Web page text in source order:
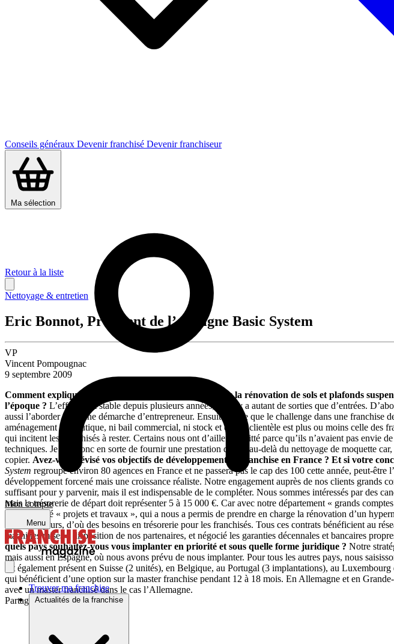
Conseils généraux Devenir franchisé Devenir franchiseur
Ma sélection
Mon compte
Menu
Trouver ma franchise
Actualités de la franchise
Retour à la liste
Nettoyage & entretien
Eric Bonnot, Président de l’enseigne Basic System
VP
Vincent Pompougnac
9 septembre 2009
Comment expliquez-vous que l’enseigne spécialisée dans la rénovation de sols et plafonds
l’époque ? L’effectif est stable depuis plusieurs années, car il y a autant de sorties que d’entrées.
aussi l’aborder avec une démarche d’entrepreneur. Ensuite parce que le challenge dans une
aménagement de boutique, ni bail commercial, ni stock et que la clientèle est plus ou moins celle des
qui incitent les franchisés à rester. Certains nous ont d’ailleurs quitté parce qu’ils n’avaient pas envie
techniques. Je fais donc en sorte de fournir une prestation qui va au-delà du nettoyage de moquette
copier. Avez-vous révisé vos objectifs de développement en franchise en France ? Et si votre
System regroupe environ 80 agences en France et ne passera pas le cap des 100 cette année, peut-
développement forcené mais une croissance réaliste. Notre engagement auprès de nos clients grands
suffisant pour y parvenir, mais il est indispensable de le compléter. Nous sommes intéressés par des
mais la trésorerie de départ doit représenter 5 à 15 000 €. Car avec notre département « grands
notre activité « projets et travaux », qui a nous a permis de prendre en charge la rénovation d’un
mais à 90 jours, d’où des besoins en trésorerie pour les franchisés. Tous ces contrats bénéficient au
machines mises à disposition de nos partenaires, et négocié les garanties décennales et bancaires
quels pays souhaitez-vous vous implanter en priorité et sous quelle forme juridique ? Notre
mais aussi en Espagne, où nous avons prévu de nous implanter. Pour tous les autres pays, nous
est également présent en Suisse (2 unités), en Belgique, au Portugal (3 implantations), au
qui bénéficient d’une option sur la master franchise pendant 12 à 18 mois. En Allemagne et en
avec un master franchisé dans le cas l’Allemagne.
Partager sur :